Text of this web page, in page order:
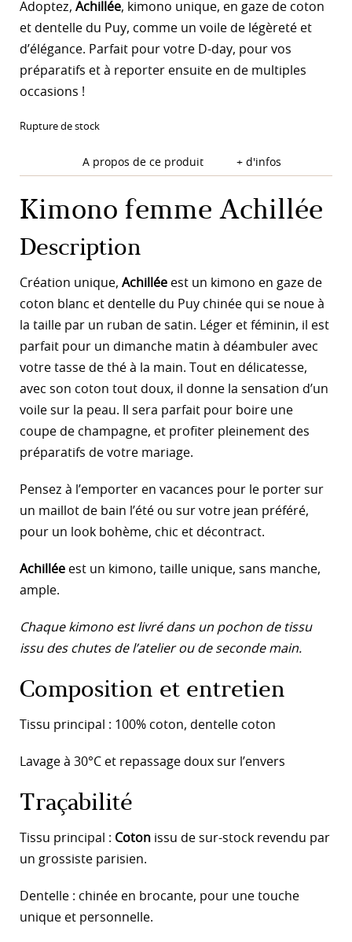
Adoptez, Achillée, kimono unique, en gaze de coton
et dentelle du Puy, comme un voile de légèreté et
d’élégance. Parfait pour votre D-day, pour vos
préparatifs et à reporter ensuite en de multiples
occasions !
Rupture de stock
A propos de ce produit + d'infos
Kimono femme Achillée
Description
Création unique, Achillée est un kimono en gaze de
coton blanc et dentelle du Puy chinée qui se noue à
la taille par un ruban de satin. Léger et féminin, il est
parfait pour un dimanche matin à déambuler avec
votre tasse de thé à la main. Tout en délicatesse,
avec son coton tout doux, il donne la sensation d’un
voile sur la peau. Il sera parfait pour boire une
coupe de champagne, et profiter pleinement des
préparatifs de votre mariage.
Pensez à l’emporter en vacances pour le porter sur
un maillot de bain l’été ou sur votre jean préféré,
pour un look bohème, chic et décontract.
Achillée est un kimono, taille unique, sans manche,
ample.
Chaque kimono est livré dans un pochon de tissu
issu des chutes de l’atelier ou de seconde main.
Composition et entretien
Tissu principal : 100% coton, dentelle coton
Lavage à 30°C et repassage doux sur l’envers
Traçabilité
Tissu principal : Coton issu de sur-stock revendu par
un grossiste parisien.
Dentelle : chinée en brocante, pour une touche
unique et personnelle.